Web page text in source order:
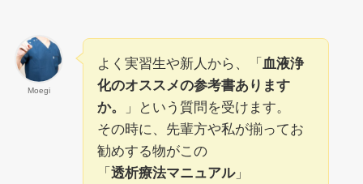
Moegi
よく実習生や新人から、「 血液浄
化のオススメの参考書あります
か。
」という質問を受けます。
その時に、先輩方や私が揃ってお
勧めする物がこの
「 透析療法マニュアル」